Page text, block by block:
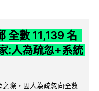
全數 11,139 名
:人為疏忽+系統
際，因人為疏忽向全數